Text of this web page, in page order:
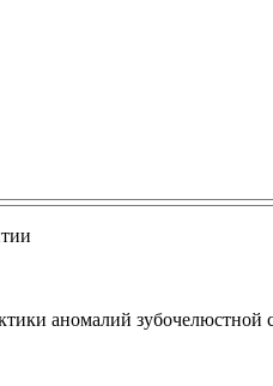
аномалий зубочелюстной